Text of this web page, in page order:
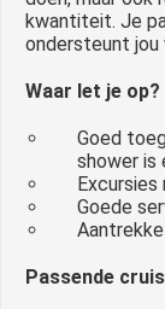
kwantiteit. Je
ondersteunt jou
Waar let je op?
Goed
shower is
Goede
Passende